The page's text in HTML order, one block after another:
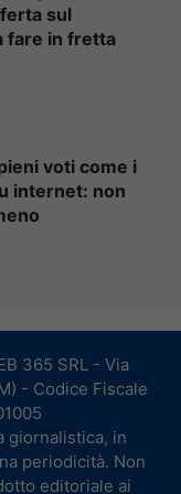
sul
fare in fretta
voti come i
internet: non
365 SRL - Via
- Codice Fiscale
giornalistica, in
periodicità. Non
editoriale ai